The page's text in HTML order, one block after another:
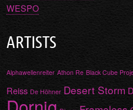
WESPO
ARTISTS
Alphawellenreiter Athon Re Black Cube
Reiss De Höhner Desert Storm